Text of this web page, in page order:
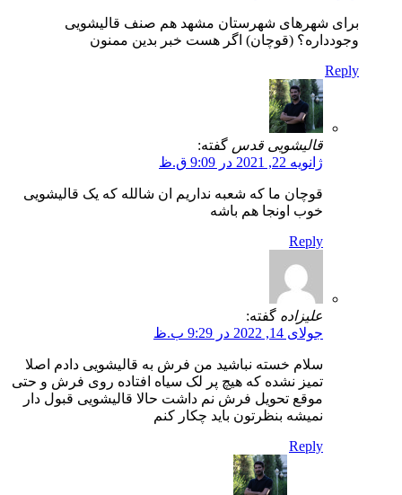
برای شهرهای شهرستان مشهد هم صنف قالیشویی
وجودداره؟ (قوچان) اگر هست خبر بدین ممنون
Reply
قالیشویی قدس گفته:
ژانویه 22, 2021 در 9:09 ق.ظ
قوچان ما که شعبه نداریم ان شالله که یک قالیشویی
خوب اونجا هم باشه
Reply
علیزاده گفته:
جولای 14, 2022 در 9:29 ب.ظ
سلام خسته نباشید من فرش به قالیشویی دادم اصلا
تمیز نشده که هیچ پر لک سیاه افتاده روی فرش و حتی
موقع تحویل فرش نم داشت حالا قالیشویی قبول دار
نمیشه بنظرتون باید چکار کنم
Reply